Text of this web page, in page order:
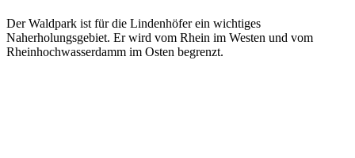
Der Waldpark ist für die Lindenhöfer ein wichtiges
Naherholungsgebiet. Er wird vom Rhein im Westen und vom
Rheinhochwasserdamm im Osten begrenzt.